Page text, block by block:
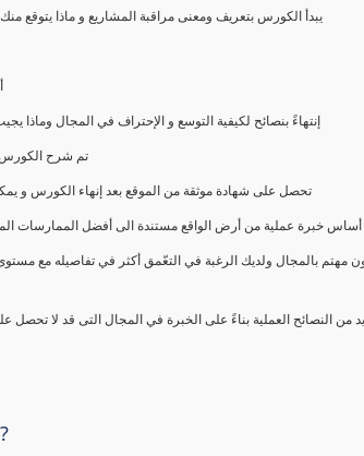
يبدأ الكورس بتعريف ومعنى مراقبة المشاريع و ماذا
إنتهاءً بنصائح لكيفية التوسع و الإحتراف في المجال
تم شرح الكورس
تحصل على شهادة موثقة من الموقع بعد إنهاء الكورس و
خبرة عملية من أرض الواقع مستندة الى أفضل الممارسات
بالمجال ولديك الرغبة في التعّمق أكثر في تفاصيله مع
من النصائح العملية بناءً على الخبرة في المجال التى قد لا